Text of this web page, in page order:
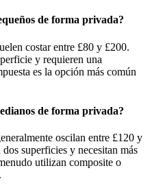
de forma privada?
costar entre £80 y £200.
y requieren una
es la opción más común
de forma privada?
oscilan entre £120 y
superficies y necesitan más
utilizan composite o